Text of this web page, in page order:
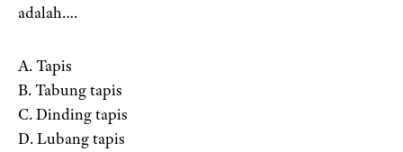
adalah….
A. Tapis
B. Tabung tapis
C. Dinding tapis
D. Lubang tapis